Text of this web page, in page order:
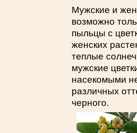
Мужские и
возможно
пыльцы с
женских
теплые
мужские
насекомыми
различных
черного.